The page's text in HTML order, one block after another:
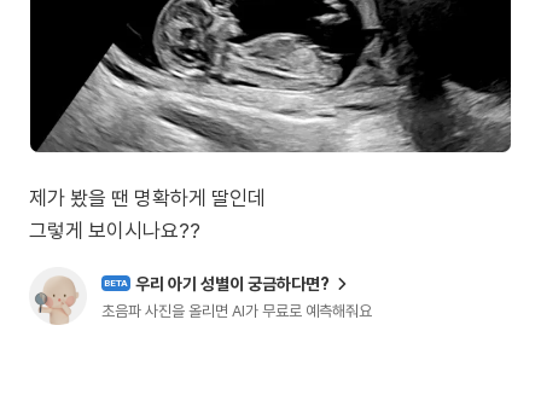
제가 봤을 땐 명확하게 딸인데
그렇게 보이시나요??
BETA 우리 아기 성별이 궁금하다면?
초음파 사진을 올리면 AI가 무료로 예측해줘요